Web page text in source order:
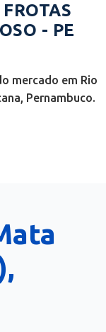
- PE
mercado em Rio
Pernambuco.